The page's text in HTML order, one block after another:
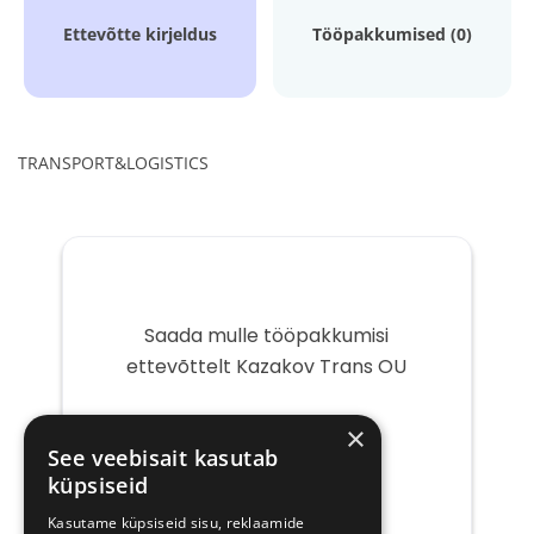
Ettevõtte kirjeldus Tööpakkumised (0)
TRANSPORT&LOGISTICS
Saada mulle tööpakkumisi
ettevõttelt Kazakov Trans OU
post
×
See veebisait kasutab
küpsiseid
Kasutame küpsiseid sisu, reklaamide